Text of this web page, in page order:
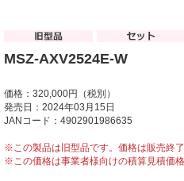
MSZ-AXV2524E-W
価格：320,000円（税別）
発売日：2024年03月15日
JANコード：4902901986635
※この製品は旧型品です。価格は販売終
※この価格は事業者様向けの積算見積価